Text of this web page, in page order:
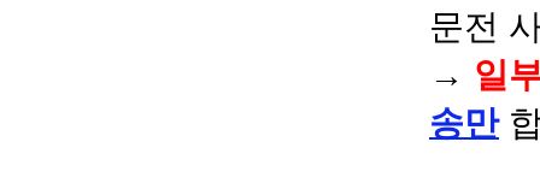
문전
→ 일
송만